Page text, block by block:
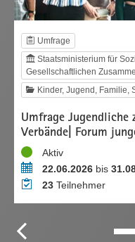
Umfrage
Staatsministerium für
Gesellschaftlichen
Kinder, Jugend, Familie,
Umfrage Jugendliche
Verbände| Forum
StatusAktiv
Zeitraum22.06.2026bis
Teilnehmer
23Teilnehmer